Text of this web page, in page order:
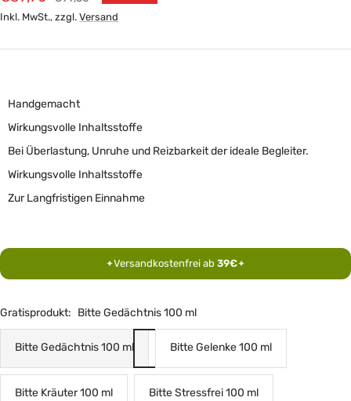
Preis
Inkl. MwSt., zzgl. Versand
Handgemacht
Wirkungsvolle Inhaltsstoffe
Bei Überlastung, Unruhe und Reizbarkeit der ideale Begleiter.
Wirkungsvolle Inhaltsstoffe
Zur Langfristigen Einnahme
✦Versandkostenfrei ab 39€✦
Gratisprodukt: Bitte Gedächtnis 100 ml
Bitte Gedächtnis 100 ml Bitte Gelenke 100 ml
Bitte Kräuter 100 ml Bitte Stressfrei 100 ml